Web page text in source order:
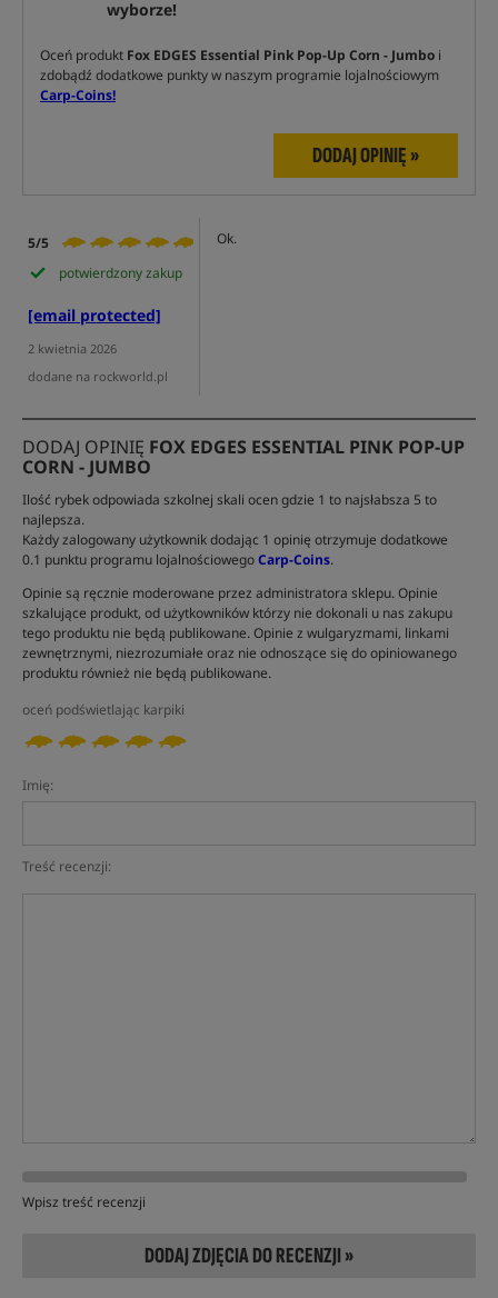
wyborze!
Oceń produkt Fox EDGES Essential Pink Pop-Up Corn - Jumbo i
zdobądź dodatkowe punkty w naszym programie lojalnościowym
Carp-Coins!
DODAJ OPINIĘ »
5/5
potwierdzony zakup
[email protected]
2 kwietnia 2026
dodane na rockworld.pl
Ok.
DODAJ OPINIĘ FOX EDGES ESSENTIAL PINK POP-UP
CORN - JUMBO
Ilość rybek odpowiada szkolnej skali ocen gdzie 1 to najsłabsza 5 to
najlepsza.
Każdy zalogowany użytkownik dodając 1 opinię otrzymuje dodatkowe
0.1 punktu programu lojalnościowegoCarp-Coins.
Opinie są ręcznie moderowane przez administratora sklepu. Opinie
szkalujące produkt, od użytkowników którzy nie dokonali u nas zakupu
tego produktu nie będą publikowane. Opinie z wulgaryzmami, linkami
zewnętrznymi, niezrozumiałe oraz nie odnoszące się do opiniowanego
produktu również nie będą publikowane.
oceń podświetlając karpiki
Imię:
Treść recenzji:
Wpisz treść recenzji
DODAJ ZDJĘCIA DO RECENZJI »